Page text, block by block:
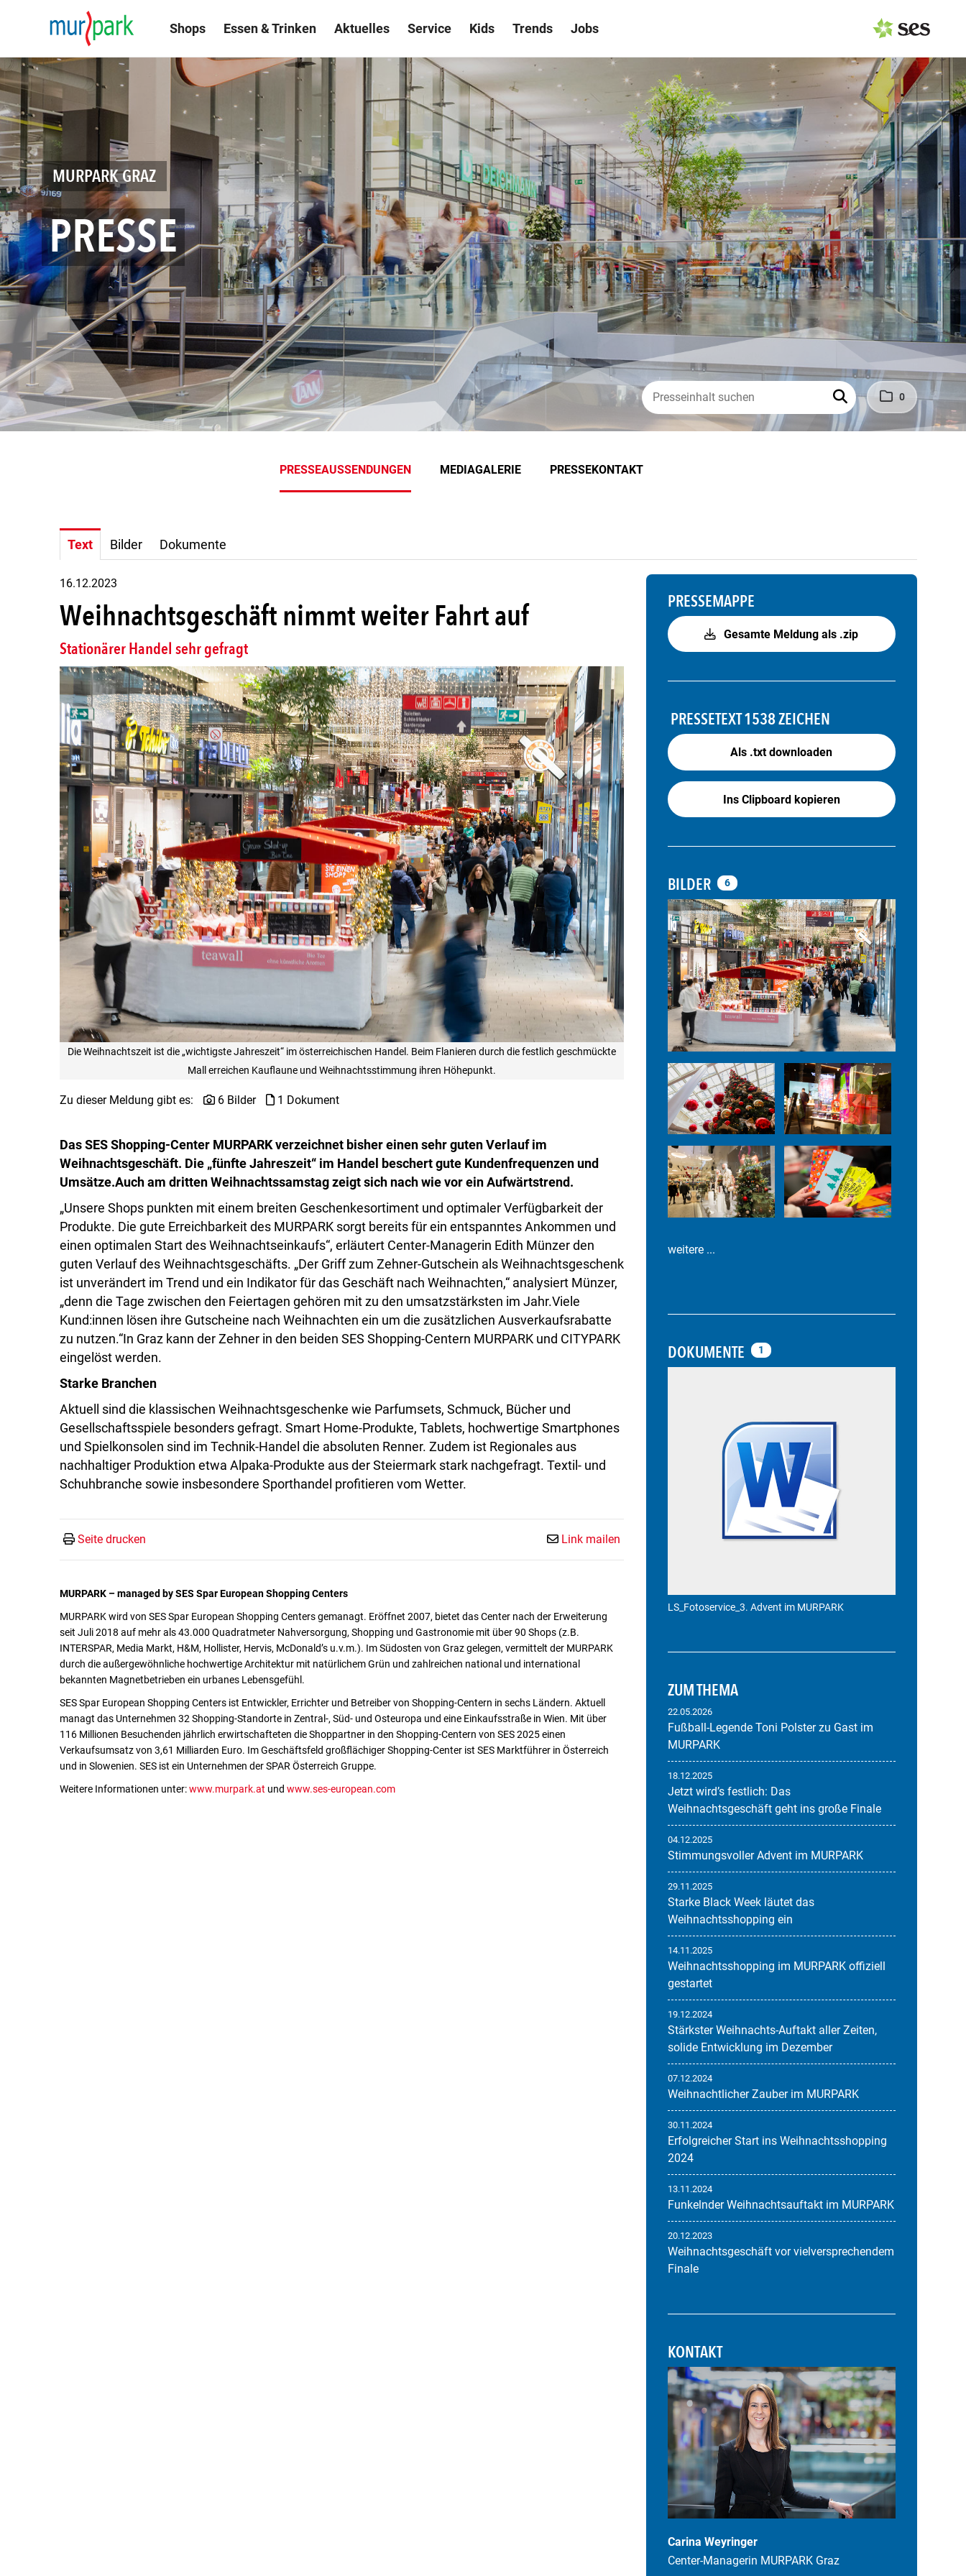
Shops Essen & Trinken Aktuelles Service Kids Trends Jobs
0
MURPARK GRAZ
PRESSE
PRESSEAUSSENDUNGEN MEDIAGALERIE PRESSEKONTAKT
Text Bilder Dokumente
16.12.2023
Weihnachtsgeschäft nimmt weiter Fahrt auf
Stationärer Handel sehr gefragt
Die Weihnachtszeit ist die „wichtigste Jahreszeit“ im österreichischen Handel. Beim Flanieren durch die festlich geschmückte
Mall erreichen Kauflaune und Weihnachtsstimmung ihren Höhepunkt.
Zu dieser Meldung gibt es: 6 Bilder 1 Dokument
Das SES Shopping-Center MURPARK verzeichnet bisher einen sehr guten Verlauf im
Weihnachtsgeschäft. Die „fünfte Jahreszeit“ im Handel beschert gute Kundenfrequenzen und
Umsätze.Auch am dritten Weihnachtssamstag zeigt sich nach wie vor ein Aufwärtstrend.
„Unsere Shops punkten mit einem breiten Geschenkesortiment und optimaler Verfügbarkeit der
Produkte. Die gute Erreichbarkeit des MURPARK sorgt bereits für ein entspanntes Ankommen und
einen optimalen Start des Weihnachtseinkaufs“, erläutert Center-Managerin Edith Münzer den
guten Verlauf des Weihnachtsgeschäfts. „Der Griff zum Zehner-Gutschein als Weihnachtsgeschenk
ist unverändert im Trend und ein Indikator für das Geschäft nach Weihnachten,“ analysiert Münzer,
„denn die Tage zwischen den Feiertagen gehören mit zu den umsatzstärksten im Jahr.Viele
Kund:innen lösen ihre Gutscheine nach Weihnachten ein um die zusätzlichen Ausverkaufsrabatte
zu nutzen.“In Graz kann der Zehner in den beiden SES Shopping-Centern MURPARK und CITYPARK
eingelöst werden.
Starke Branchen
Aktuell sind die klassischen Weihnachtsgeschenke wie Parfumsets, Schmuck, Bücher und
Gesellschaftsspiele besonders gefragt. Smart Home-Produkte, Tablets, hochwertige Smartphones
und Spielkonsolen sind im Technik-Handel die absoluten Renner. Zudem ist Regionales aus
nachhaltiger Produktion etwa Alpaka-Produkte aus der Steiermark stark nachgefragt. Textil- und
Schuhbranche sowie insbesondere Sporthandel profitieren vom Wetter.
Seite drucken Link mailen
MURPARK – managed by SES Spar European Shopping Centers
MURPARK wird von SES Spar European Shopping Centers gemanagt. Eröffnet 2007, bietet das Center nach der Erweiterung
seit Juli 2018 auf mehr als 43.000 Quadratmeter Nahversorgung, Shopping und Gastronomie mit über 90 Shops (z.B.
INTERSPAR, Media Markt, H&M, Hollister, Hervis, McDonald’s u.v.m.). Im Südosten von Graz gelegen, vermittelt der MURPARK
durch die außergewöhnliche hochwertige Architektur mit natürlichem Grün und zahlreichen national und international
bekannten Magnetbetrieben ein urbanes Lebensgefühl.
SES Spar European Shopping Centers ist Entwickler, Errichter und Betreiber von Shopping-Centern in sechs Ländern. Aktuell
managt das Unternehmen 32 Shopping-Standorte in Zentral-, Süd- und Osteuropa und eine Einkaufsstraße in Wien. Mit über
116 Millionen Besuchenden jährlich erwirtschafteten die Shoppartner in den Shopping-Centern von SES 2025 einen
Verkaufsumsatz von 3,61 Milliarden Euro. Im Geschäftsfeld großflächiger Shopping-Center ist SES Marktführer in Österreich
und in Slowenien. SES ist ein Unternehmen der SPAR Österreich Gruppe.
Weitere Informationen unter:www.murpark.at und www.ses-european.com
PRESSEMAPPE
Gesamte Meldung als .zip
PRESSETEXT1538 ZEICHEN
Als .txt downloaden
Ins Clipboard kopieren
BILDER 6
weitere ...
DOKUMENTE 1
LS_Fotoservice_3. Advent im MURPARK
ZUM THEMA
22.05.2026
Fußball-Legende Toni Polster zu Gast im
MURPARK
18.12.2025
Jetzt wird’s festlich: Das
Weihnachtsgeschäft geht ins große Finale
04.12.2025
Stimmungsvoller Advent im MURPARK
29.11.2025
Starke Black Week läutet das
Weihnachtsshopping ein
14.11.2025
Weihnachtsshopping im MURPARK offiziell
gestartet
19.12.2024
Stärkster Weihnachts-Auftakt aller Zeiten,
solide Entwicklung im Dezember
07.12.2024
Weihnachtlicher Zauber im MURPARK
30.11.2024
Erfolgreicher Start ins Weihnachtsshopping
2024
13.11.2024
Funkelnder Weihnachtsauftakt im MURPARK
20.12.2023
Weihnachtsgeschäft vor vielversprechendem
Finale
KONTAKT
Carina Weyringer
Center-Managerin MURPARK Graz